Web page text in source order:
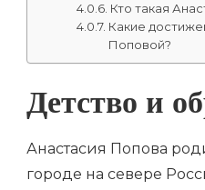
Кто такая
Какие
Поповой?
Детство и
Анастасия Попова
городе на севере